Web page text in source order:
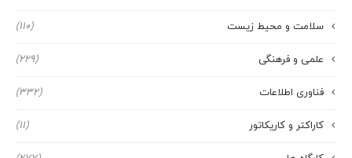
سلامت و محیط زیست (110)
علمی و فرهنگی (229)
فناوری اطلاعات (332)
کاراکتر و کاریکاتور (11)